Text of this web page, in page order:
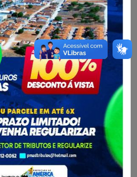
DE SERVIÇOS ASSISTENCIAIS
Próprias, Clínicas e Hospitais
com os quantitativos e
neste Edital e seus anexos.